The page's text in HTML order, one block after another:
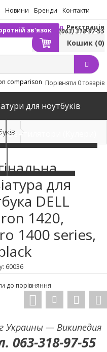
Новини Бренди Контакти
(063) 318-97-55
зв'язокВхід Реєстрація
Кошик (0)
Порівняти 0 товарів
для ноутбуків
Вентилятори (Кулери)
для
DELL
1420,
1400 series,
60036
до порівняння
063-318-97-55